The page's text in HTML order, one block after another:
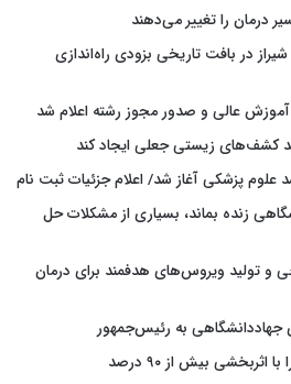
درمان را تغییر می‌دهند
در بافت تاریخی بزودی راه‌اندازی
عالی و صدور مجوز رشته اعلام شد
کشف‌های زیستی جعلی ایجاد کند
علوم پزشکی آغاز شد/ اعلام جزئیات ثبت نام
زنده بماند، بسیاری از مشکلات حل
و تولید ویروس‌های هدفمند برای درمان
به رئیس‌جمهور
بیش از ۹۰ درصد